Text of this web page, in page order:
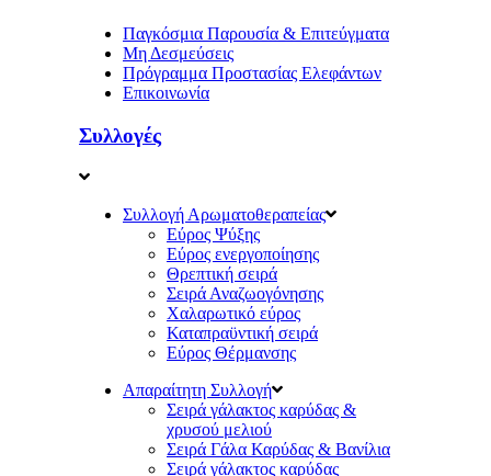
Παγκόσμια Παρουσία & Επιτεύγματα
Μη Δεσμεύσεις
Πρόγραμμα Προστασίας Ελεφάντων
Επικοινωνία
Συλλογές
Συλλογή Αρωματοθεραπείας
Εύρος Ψύξης
Εύρος ενεργοποίησης
Θρεπτική σειρά
Σειρά Αναζωογόνησης
Χαλαρωτικό εύρος
Καταπραϋντική σειρά
Εύρος Θέρμανσης
Απαραίτητη Συλλογή
Σειρά γάλακτος καρύδας &
χρυσού μελιού
Σειρά Γάλα Καρύδας & Βανίλια
Σειρά γάλακτος καρύδας